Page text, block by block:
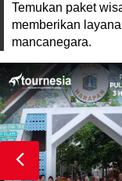
Temukan paket
memberikan
mancanegara.